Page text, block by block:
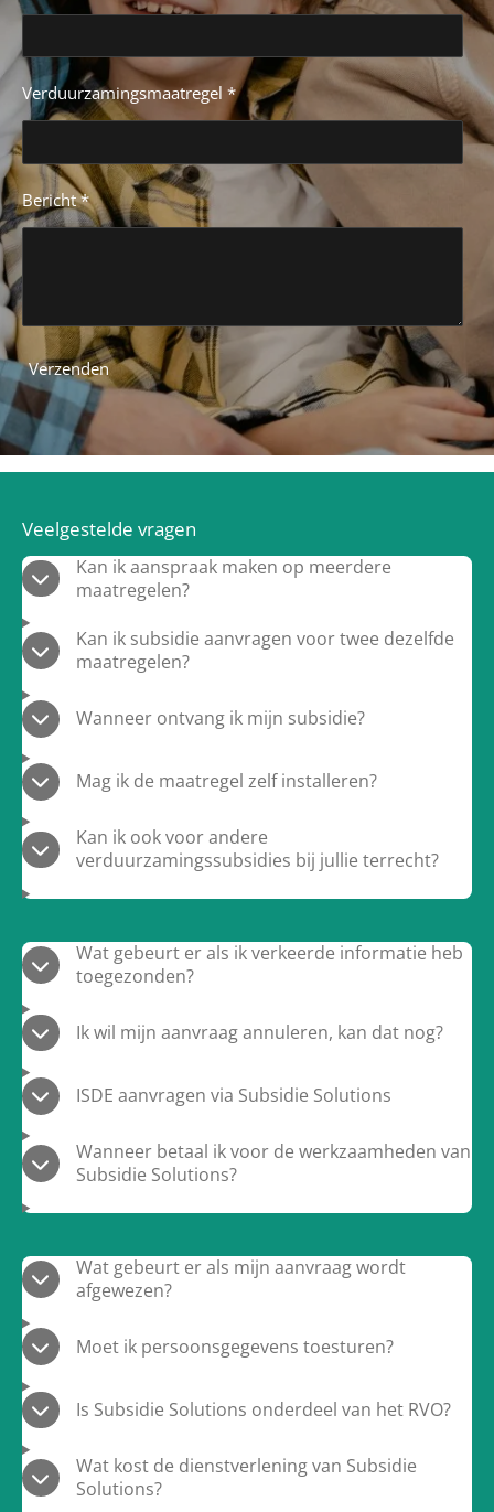
Verduurzamingsmaatregel *
Bericht *
Verzenden
Veelgestelde vragen
Kan ik aanspraak maken op meerdere
maatregelen?
Kan ik subsidie aanvragen voor twee dezelfde
maatregelen?
Wanneer ontvang ik mijn subsidie?
Mag ik de maatregel zelf installeren?
Kan ik ook voor andere
verduurzamingssubsidies bij jullie terrecht?
Wat gebeurt er als ik verkeerde informatie heb
toegezonden?
Ik wil mijn aanvraag annuleren, kan dat nog?
ISDE aanvragen via Subsidie Solutions
Wanneer betaal ik voor de werkzaamheden van
Subsidie Solutions?
Wat gebeurt er als mijn aanvraag wordt
afgewezen?
Moet ik persoonsgegevens toesturen?
Is Subsidie Solutions onderdeel van het RVO?
Wat kost de dienstverlening van Subsidie
Solutions?